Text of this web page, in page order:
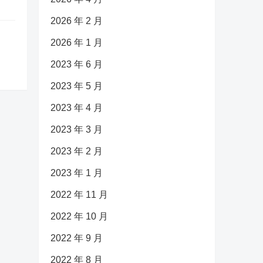
2026 年 2 月
2026 年 1 月
2023 年 6 月
2023 年 5 月
2023 年 4 月
2023 年 3 月
2023 年 2 月
2023 年 1 月
2022 年 11 月
2022 年 10 月
2022 年 9 月
2022 年 8 月